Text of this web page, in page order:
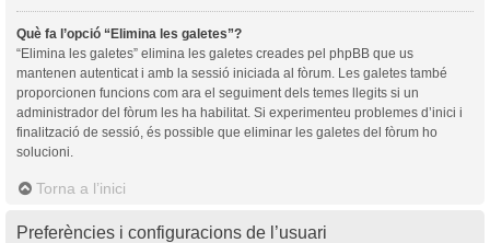
Què fa l’opció “Elimina les galetes”?
“Elimina les galetes” elimina les galetes creades pel phpBB que us
mantenen autenticat i amb la sessió iniciada al fòrum. Les galetes també
proporcionen funcions com ara el seguiment dels temes llegits si un
administrador del fòrum les ha habilitat. Si experimenteu problemes d’inici i
finalització de sessió, és possible que eliminar les galetes del fòrum ho
solucioni.
Torna a l’inici
Preferències i configuracions de l’usuari